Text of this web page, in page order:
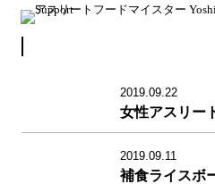
2019.09.22
女性アスリー
2019.09.11
補食ライスボ